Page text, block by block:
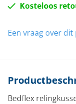
Kosteloos
Een vraag over
Bedflex